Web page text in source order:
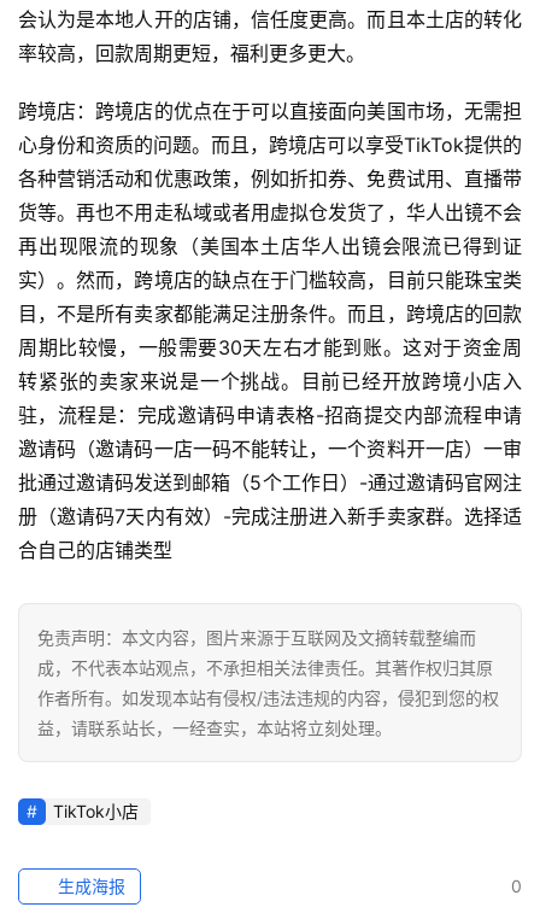
跨
百
科
社
媒
营
销
跨
境
导
航
会认为是本地人开的店铺，信任度更高。而且本土店的转化
率较高，回款周期更短，福利更多更大。
跨境店：跨境店的优点在于可以直接面向美国市场，无需担
心身份和资质的问题。而且，跨境店可以享受TikTok提供的
各种营销活动和优惠政策，例如折扣券、免费试用、直播带
货等。再也不用走私域或者用虚拟仓发货了，华人出镜不会
再出现限流的现象（美国本土店华人出镜会限流已得到证
实）。然而，跨境店的缺点在于门槛较高，目前只能珠宝类
目，不是所有卖家都能满足注册条件。而且，跨境店的回款
周期比较慢，一般需要30天左右才能到账。这对于资金周
转紧张的卖家来说是一个挑战。目前已经开放跨境小店入
驻，流程是：完成邀请码申请表格-招商提交内部流程申请
邀请码（邀请码一店一码不能转让，一个资料开一店）一审
批通过邀请码发送到邮箱（5个工作日）-通过邀请码官网注
册（邀请码7天内有效）-完成注册进入新手卖家群。选择适
合自己的店铺类型
免责声明：本文内容，图片来源于互联网及文摘转载整编而
成，不代表本站观点，不承担相关法律责任。其著作权归其原
作者所有。如发现本站有侵权/违法违规的内容，侵犯到您的权
益，请联系站长，一经查实，本站将立刻处理。
TikTok小店
0
生成海报